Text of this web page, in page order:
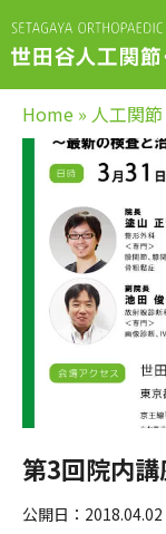
Home » 人工関
第3回院内
公開日：2018.04.02